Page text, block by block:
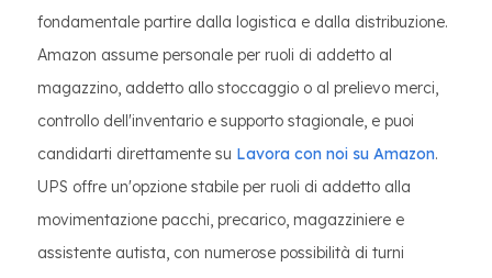
fondamentale partire dalla logistica e dalla distribuzione.
Amazon assume personale per ruoli di addetto al
magazzino, addetto allo stoccaggio o al prelievo merci,
controllo dell'inventario e supporto stagionale, e puoi
candidarti direttamente su Lavora con noi su Amazon.
UPS offre un'opzione stabile per ruoli di addetto alla
movimentazione pacchi, precarico, magazziniere e
assistente autista, con numerose possibilità di turni